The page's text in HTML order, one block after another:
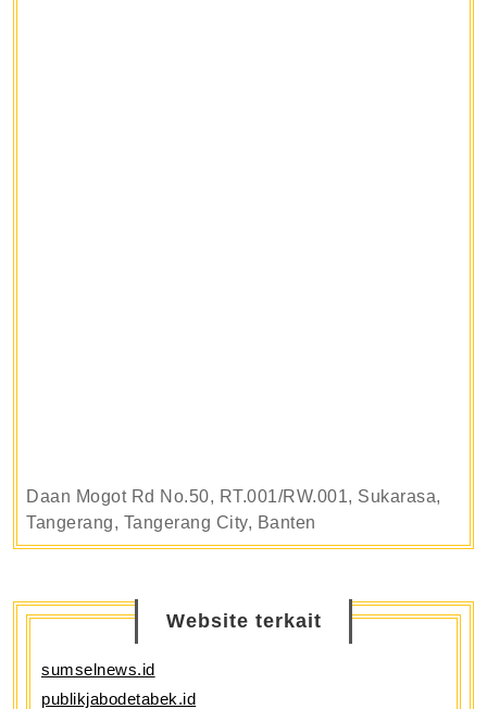
Daan Mogot Rd No.50, RT.001/RW.001, Sukarasa,
Tangerang, Tangerang City, Banten
Website terkait
sumselnews.id
publikjabodetabek.id